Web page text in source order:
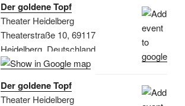
Der goldene Topf
Theater Heidelberg
Theaterstraße 10, 69117
Heidelberg, Deutschland
Der goldene Topf
Theater Heidelberg